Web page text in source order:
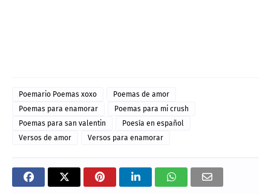
Poemario Poemas xoxo
Poemas de amor
Poemas para enamorar
Poemas para mi crush
Poemas para san valentin
Poesía en español
Versos de amor
Versos para enamorar